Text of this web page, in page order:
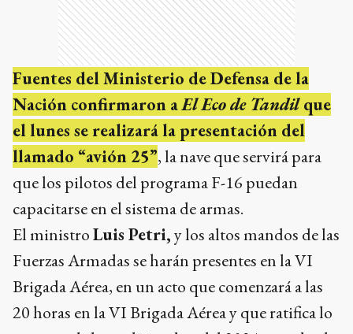
Fuentes del Ministerio de Defensa de la
Nación confirmaron aEl Eco de Tandilque
el lunes se realizará la presentación del
llamado “avión 25”, la nave que servirá para
que los pilotos del programa F-16 puedan
capacitarse en el sistema de armas.
El ministroLuis Petri,y los altos mandos de las
Fuerzas Armadas se harán presentes en la VI
Brigada Aérea, en un acto que comenzará a las
20 horas en la VI Brigada Aérea y que ratifica lo